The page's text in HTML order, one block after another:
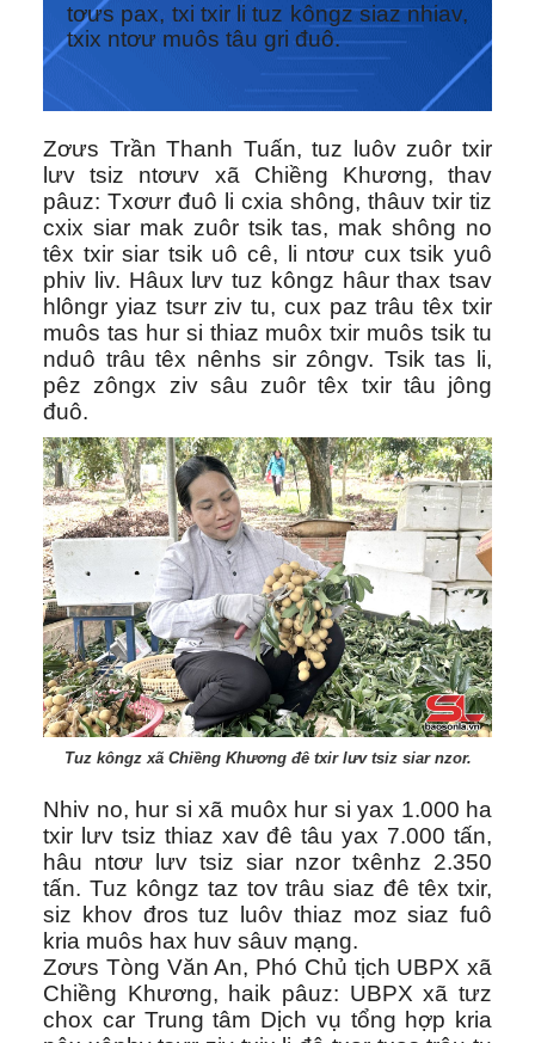
tơưs pax, txi txir li tuz kôngz siaz nhiav,
txix ntơư muôs tâu gri đuô.
Zơưs Trần Thanh Tuấn, tuz luôv zuôr txir
lưv tsiz ntơưv xã Chiềng Khương, thav
pâuz: Txơưr đuô li cxia shông, thâuv txir tiz
cxix siar mak zuôr tsik tas, mak shông no
têx txir siar tsik uô cê, li ntơư cux tsik yuô
phiv liv. Hâux lưv tuz kôngz hâur thax tsav
hlôngr yiaz tsưr ziv tu, cux paz trâu têx txir
muôs tas hur si thiaz muôx txir muôs tsik tu
nduô trâu têx nênhs sir zôngv. Tsik tas li,
pêz zôngx ziv sâu zuôr têx txir tâu jông
đuô.
Tuz kôngz xã Chiềng Khương đê txir lưv tsiz siar nzor.
Nhiv no, hur si xã muôx hur si yax 1.000 ha
txir lưv tsiz thiaz xav đê tâu yax 7.000 tấn,
hâu ntơư lưv tsiz siar nzor txênhz 2.350
tấn. Tuz kôngz taz tov trâu siaz đê têx txir,
siz khov đros tuz luôv thiaz moz siaz fuô
kria muôs hax huv sâuv mạng.
Zơưs Tòng Văn An, Phó Chủ tịch UBPX xã
Chiềng Khương, haik pâuz: UBPX xã tưz
chox car Trung tâm Dịch vụ tổng hợp kria